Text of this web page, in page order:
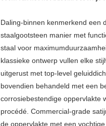
Daling-binnen kenmerkend een
staalgootsteen manier met
staal voor
klassieke ontwerp vullen elke
uitgerust met top-level
bovendien behandeld met een
corrosiebestendige oppervlakte
procédé. Commercial-grade
de oppervlakte met een